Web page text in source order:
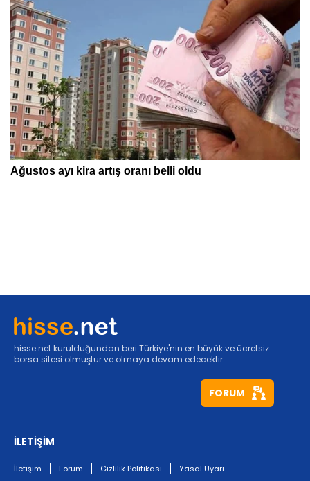
hisse.net kurulduğundan beri Türkiye'nin en büyük ve ücretsiz
borsa sitesi olmuştur ve olmaya devam edecektir.
FORUM
İLETİŞİM
İletişim Forum Gizlilik Politikası Yasal Uyarı